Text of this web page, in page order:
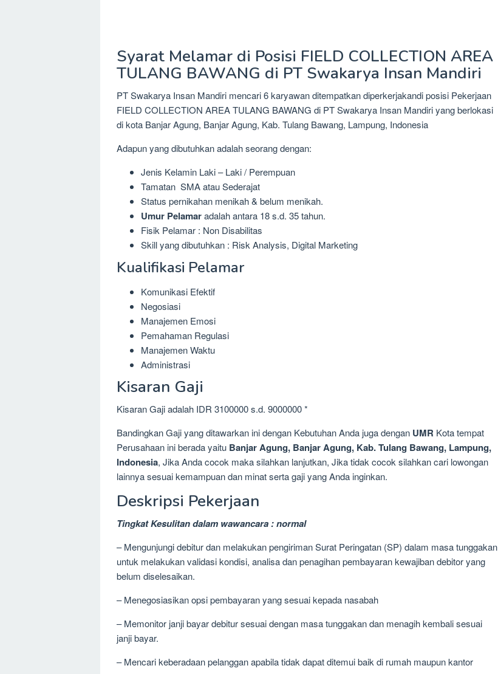
Syarat Melamar di Posisi FIELD COLLECTION AREA
TULANG BAWANG di PT Swakarya Insan Mandiri
PT Swakarya Insan Mandiri mencari 6 karyawan ditempatkan diperkerjakandi posisi Pekerjaan
FIELD COLLECTION AREA TULANG BAWANG di PT Swakarya Insan Mandiri yang berlokasi
di kota Banjar Agung, Banjar Agung, Kab. Tulang Bawang, Lampung, Indonesia
Adapun yang dibutuhkan adalah seorang dengan:
Jenis Kelamin Laki – Laki / Perempuan
Tamatan SMA atau Sederajat
Status pernikahan menikah & belum menikah.
Umur Pelamaradalah antara 18 s.d. 35 tahun.
Fisik Pelamar : Non Disabilitas
Skill yang dibutuhkan : Risk Analysis, Digital Marketing
Kualifikasi Pelamar
Komunikasi Efektif
Negosiasi
Manajemen Emosi
Pemahaman Regulasi
Manajemen Waktu
Administrasi
Kisaran Gaji
Kisaran Gaji adalah IDR 3100000 s.d. 9000000 *
Bandingkan Gaji yang ditawarkan ini dengan Kebutuhan Anda juga dengan UMR Kota tempat
Perusahaan ini berada yaitu Banjar Agung, Banjar Agung, Kab. Tulang Bawang, Lampung,
Indonesia, Jika Anda cocok maka silahkan lanjutkan, Jika tidak cocok silahkan cari lowongan
lainnya sesuai kemampuan dan minat serta gaji yang Anda inginkan.
Deskripsi Pekerjaan
Tingkat Kesulitan dalam wawancara : normal
– Mengunjungi debitur dan melakukan pengiriman Surat Peringatan (SP) dalam masa tunggakan
untuk melakukan validasi kondisi, analisa dan penagihan pembayaran kewajiban debitor yang
belum diselesaikan.
– Menegosiasikan opsi pembayaran yang sesuai kepada nasabah
– Memonitor janji bayar debitur sesuai dengan masa tunggakan dan menagih kembali sesuai
janji bayar.
– Mencari keberadaan pelanggan apabila tidak dapat ditemui baik di rumah maupun kantor